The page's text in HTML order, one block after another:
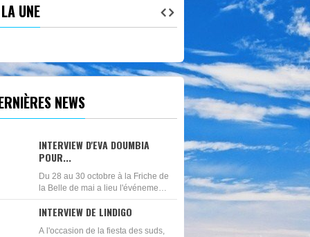
UNE
JAM STORY
NEWS
INTERVIEW D'EVA DOUMBIA
POUR...
Du 28 au 30 octobre à la Friche de
la Belle de mai a lieu l'événement
Massilia Afropéa. Durant 3 jours
La Friche sera le lieu de mode
INTERVIEW DE LINDIGO
A l'occasion de la fiesta des suds,